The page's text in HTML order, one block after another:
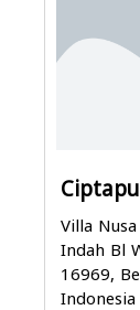
Villa Nusa
Indah Bl
16969,
Indonesia